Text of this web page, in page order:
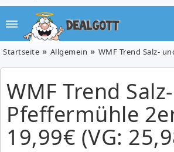
Startseite Allgemein WMF Trend Salz- und Pfeffermühle 2er Set für
WMF Trend
Pfeffermühle
19,99€ (VG: